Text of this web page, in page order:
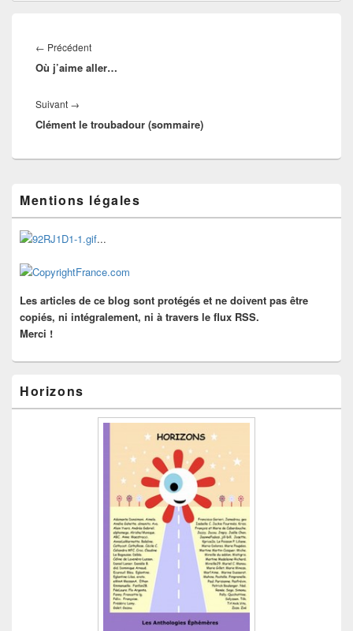
de
l’article
← PrécédentArticle
précédent :
Où j’aime aller…
Suivant →
suivant :
Clément le troubadour (sommaire)
principale
de
widget
pour
barre
Mentions légales
...
Les articles de ce blog sont protégés et ne doivent pas être
copiés, ni intégralement, ni à travers le flux RSS.
Merci !
Horizons